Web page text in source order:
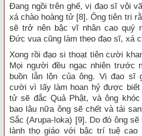
Đang ngồi trên ghế, vị đạo sĩ vội
xá chào hoàng tử [8]. Ông tiên tri
sẽ trở nên bậc vĩ nhân cao quý
Đức vua cũng làm theo đạo sĩ, xá
Xong rồi đạo si thoạt tiên cười
Mọi người đều ngạc nhiên trước
buồn lẫn lộn của ông. Vị đạo sĩ
cười vì lấy làm hoan hỷ được biết
tử sẽ đắc Quả Phật, và ông
bao lâu nữa ông sẽ chết và tái
Sắc (Arupa-loka) [9]. Do đó ông
lành thọ giáo với bậc trí tuệ cao